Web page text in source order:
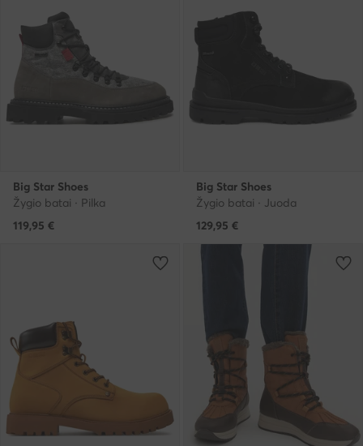
Big Star Shoes
Žygio batai · Pilka
119,95 €
Big Star Shoes
Žygio batai · Juoda
129,95 €